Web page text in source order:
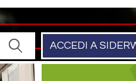
ACCEDI A